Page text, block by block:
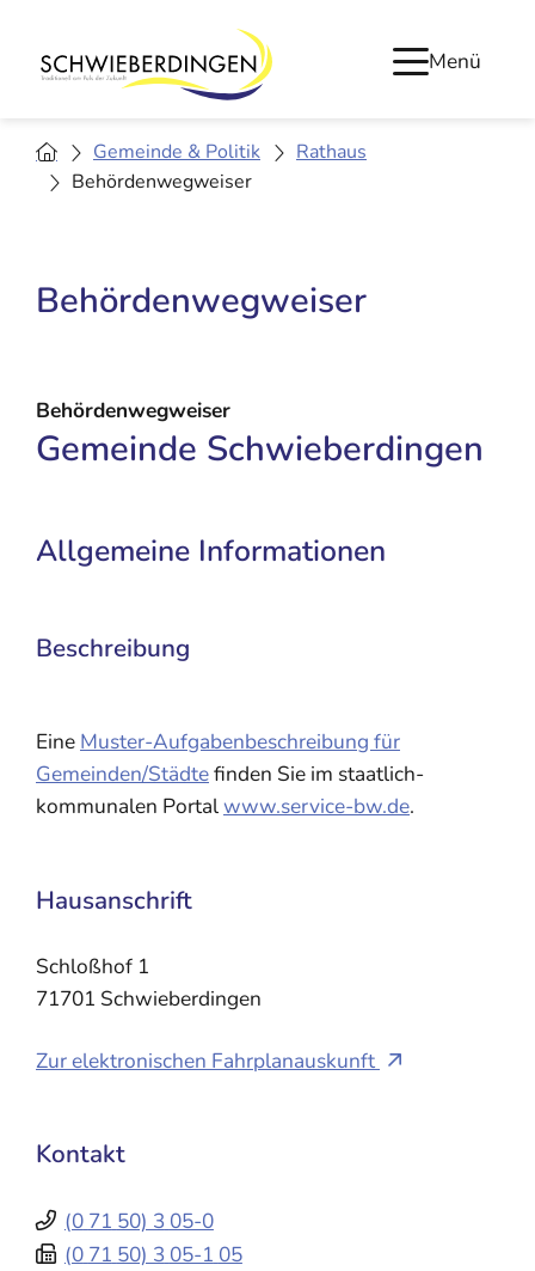
Menü
Gemeinde & Politik
Rathaus
Behördenwegweiser
Behördenwegweiser
Behördenwegweiser
Gemeinde Schwieberdingen
Allgemeine Informationen
Beschreibung
Eine Muster-Aufgabenbeschreibung für
Gemeinden/Städtefinden Sie im staatlich-
kommunalen Portalwww.service-bw.de.
Hausanschrift
Schloßhof 1
71701 Schwieberdingen
Zur elektronischen Fahrplanauskunft
Kontakt
(0 71 50) 3 05-0
(0 71 50) 3 05-1 05